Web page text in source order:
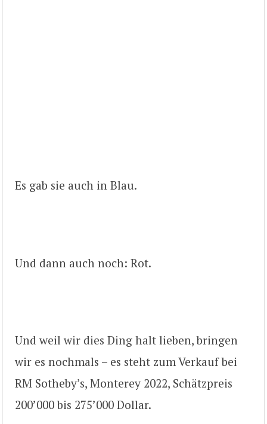
Es gab sie auch in Blau.
Und dann auch noch: Rot.
Und weil wir dies Ding halt lieben, bringen
wir es nochmals – es steht zum Verkauf bei
RM Sotheby’s, Monterey 2022, Schätzpreis
200’000 bis 275’000 Dollar.